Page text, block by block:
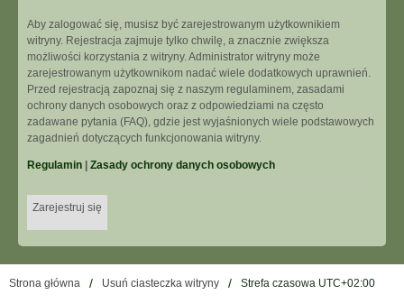
Aby zalogować się, musisz być zarejestrowanym użytkownikiem
witryny. Rejestracja zajmuje tylko chwilę, a znacznie zwiększa
możliwości korzystania z witryny. Administrator witryny może
zarejestrowanym użytkownikom nadać wiele dodatkowych uprawnień.
Przed rejestracją zapoznaj się z naszym regulaminem, zasadami
ochrony danych osobowych oraz z odpowiedziami na często
zadawane pytania (FAQ), gdzie jest wyjaśnionych wiele podstawowych
zagadnień dotyczących funkcjonowania witryny.
Regulamin Zasady ochrony danych osobowych
Zarejestruj się
Strona główna Usuń ciasteczka witryny Strefa czasowa UTC+02:00